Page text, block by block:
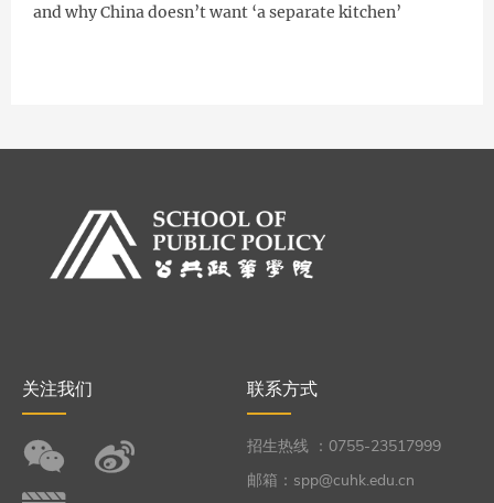
and why China doesn’t want ‘a separate kitchen’
关注我们 联系方式
招生热线 ：0755-23517999
邮箱：spp@cuhk.edu.cn